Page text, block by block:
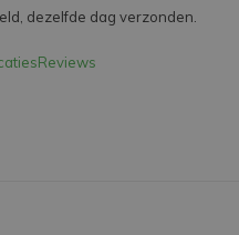
dezelfde dag verzonden.
Reviews